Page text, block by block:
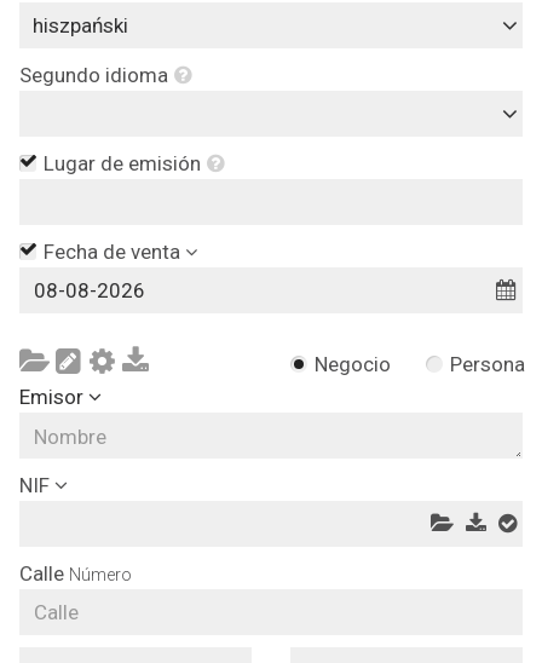
hiszpański
Segundo idioma
Lugar de emisión
Fecha de venta
Negocio
Persona
Emisor
NIF
Calle Número